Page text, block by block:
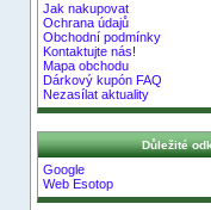
Jak nakupovat
Ochrana údajů
Obchodní podmínky
Kontaktujte nás!
Mapa obchodu
Dárkový kupón FAQ
Nezasílat aktuality
Důležité
Google
Web Esotop